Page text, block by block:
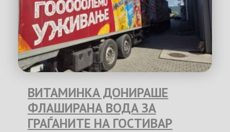
ВИТАМИНКА ДОНИРАШЕ
ФЛАШИРАНА ВОДА ЗА
ГРАЃАНИТЕ НА ГОСТИВАР